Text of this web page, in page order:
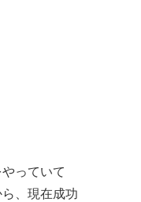
っていて
、現在成功